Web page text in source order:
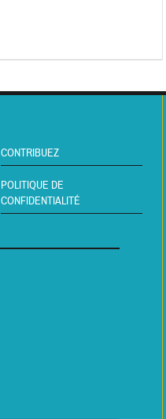
CONTRIBUEZ
POLITIQUE DE
CONFIDENTIALITÉ